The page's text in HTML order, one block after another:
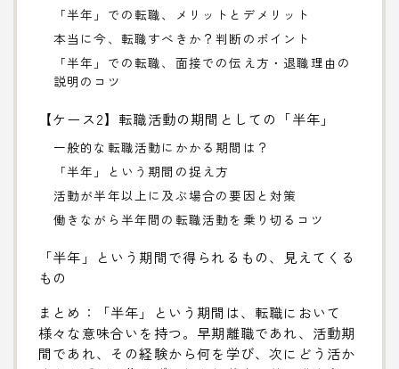
「半年」での転職、メリットとデメリット
本当に今、転職すべきか？判断のポイント
「半年」での転職、面接での伝え方・退職理由の
説明のコツ
【ケース2】転職活動の期間としての「半年」
一般的な転職活動にかかる期間は？
「半年」という期間の捉え方
活動が半年以上に及ぶ場合の要因と対策
働きながら半年間の転職活動を乗り切るコツ
「半年」という期間で得られるもの、見えてくる
もの
まとめ：「半年」という期間は、転職において
様々な意味合いを持つ。早期離職であれ、活動期
間であれ、その経験から何を学び、次にどう活か